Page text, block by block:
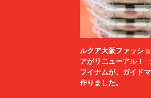
ルクア大阪ファッシ
アがリニューアル！
フイナムが、ガイド
作りました。